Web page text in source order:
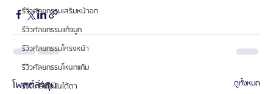
รีวิวศัลยกรรมเสริมหน้าอก
รีวิวศัลยกรรมแก้จมูก
รีวิวศัลยกรรมโครงหน้า
รีวิวศัลยกรรมโหนกแก้ม
รีวิวเกลี่ยไขมันใต้ตา
โพสต์ล่าสุด ดูทั้งหมด